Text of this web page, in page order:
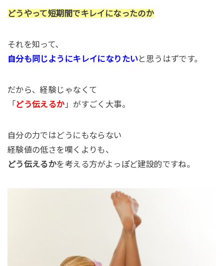
どうやって短期間でキレイになったのか
それを知って、
自分も同じようにキレイになりたいと思うはずです。
だから、経験じゃなくて
「どう伝えるか」がすごく大事。
自分の力ではどうにもならない
経験値の低さを嘆くよりも、
どう伝えるかを考える方がよっぽど建設的ですね。